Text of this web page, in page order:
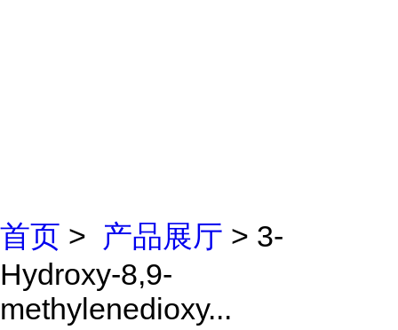
首页 > 产品展厅 > 3-
Hydroxy-8,9-
methylenedioxy...